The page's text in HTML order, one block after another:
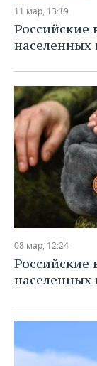
КИБЕРСПОРТ
ФИГУРНОЕ
ВОДНЫЕ
ХОККЕЙ С
КУЛЬТУРА
МЕДИЦИНА
СПИСОК
11 мар, 13:19
Российские
населенных
08 мар, 12:24
Российские
населенных